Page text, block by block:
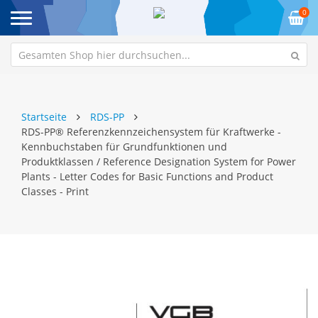
0
Startseite
RDS-PP
RDS-PP® Referenzkennzeichensystem für Kraftwerke -
Kennbuchstaben für Grundfunktionen und
Produktklassen / Reference Designation System for Power
Plants - Letter Codes for Basic Functions and Product
Classes - Print